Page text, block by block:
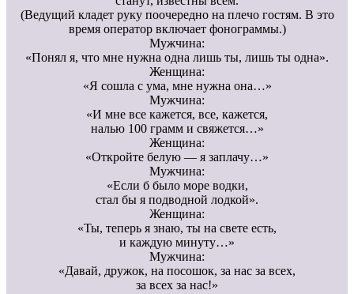
(Ведущий кладет руку поочередно на плечо гостям. В это
время оператор включает фонограммы.)
Мужчина:
«Понял я, что мне нужна одна лишь ты, лишь ты одна».
Женщина:
«Я сошла с ума, мне нужна она…»
Мужчина:
«И мне все кажется, все, кажется,
налью 100 грамм и свяжется…»
Женщина:
«Откройте белую — я заплачу…»
Мужчина:
«Если б было море водки,
стал бы я подводной лодкой».
Женщина:
«Ты, теперь я знаю, ты на свете есть,
и каждую минуту…»
Мужчина:
«Давай, дружок, на посошок, за нас за всех,
за всех за нас!»